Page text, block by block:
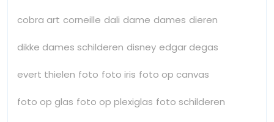
cobra art corneille dali dame dames dieren
dikke dames schilderen disney edgar degas
evert thielen foto foto iris foto op canvas
foto op glas foto op plexiglas foto schilderen